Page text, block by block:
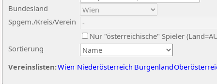
Sortierung
Bundesland
Spgem./Kreis/Verein
Nur "österreichische" Spieler
Vereinslisten:Wien Niederösterreich Burgenland